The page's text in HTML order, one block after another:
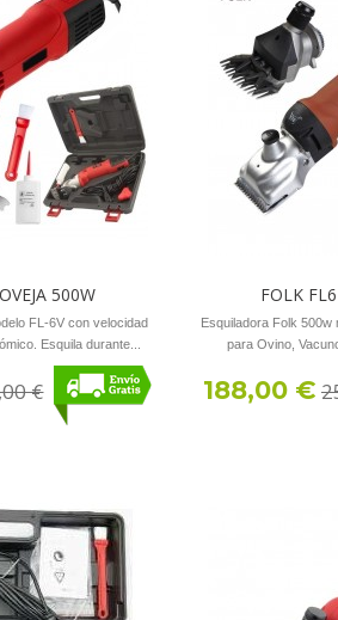
500W
FL-6V con velocidad
Esquila durante...
€
FOLK
Esquiladora Folk 500w
para Ovino,
188,00 €